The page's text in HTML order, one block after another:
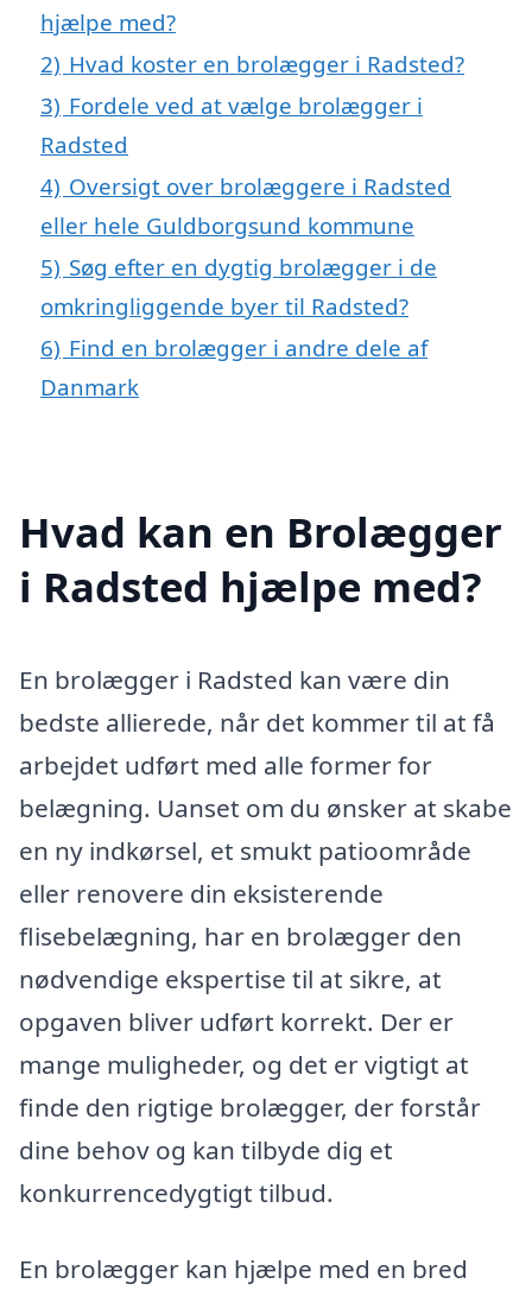
hjælpe med?
2) Hvad koster en brolægger i Radsted?
3) Fordele ved at vælge brolægger i
Radsted
4) Oversigt over brolæggere i Radsted
eller hele Guldborgsund kommune
5) Søg efter en dygtig brolægger i de
omkringliggende byer til Radsted?
6) Find en brolægger i andre dele af
Danmark
Hvad kan en Brolægger
i Radsted hjælpe med?
En brolægger i Radsted kan være din
bedste allierede, når det kommer til at få
arbejdet udført med alle former for
belægning. Uanset om du ønsker at skabe
en ny indkørsel, et smukt patioområde
eller renovere din eksisterende
flisebelægning, har en brolægger den
nødvendige ekspertise til at sikre, at
opgaven bliver udført korrekt. Der er
mange muligheder, og det er vigtigt at
finde den rigtige brolægger, der forstår
dine behov og kan tilbyde dig et
konkurrencedygtigt tilbud.
En brolægger kan hjælpe med en bred